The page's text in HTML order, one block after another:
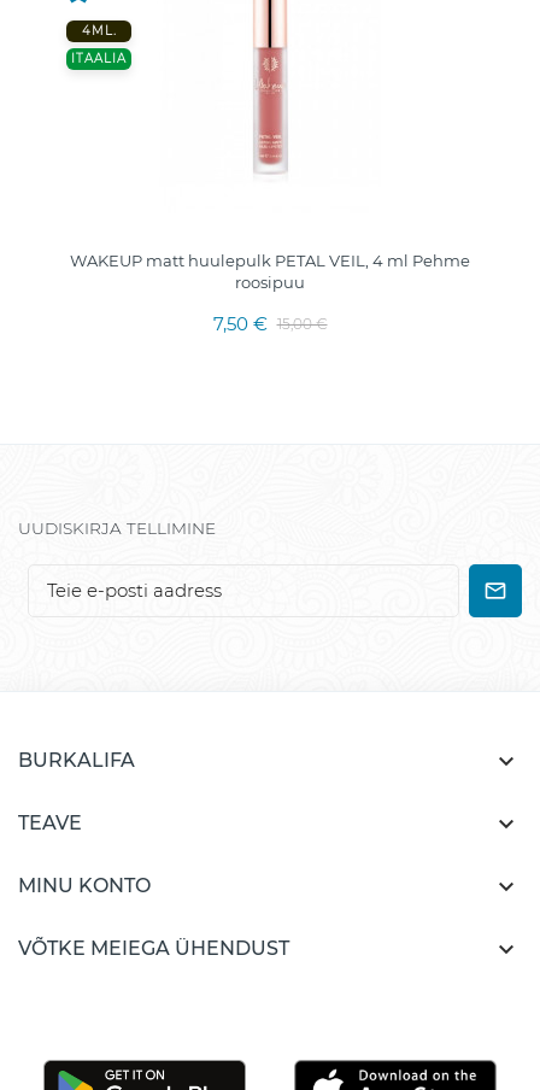
4ML.
ITAALIA
WAKEUP matt huulepulk PETAL VEIL, 4 ml Pehme
roosipuu
7,50 € 15,00 €
UUDISKIRJA TELLIMINE
BURKALIFA 
TEAVE 
MINU KONTO 
VÕTKE MEIEGA ÜHENDUST 